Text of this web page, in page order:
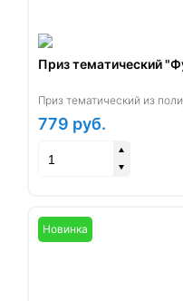
Приз тематический
Приз тематический из
779 руб.
Новинка